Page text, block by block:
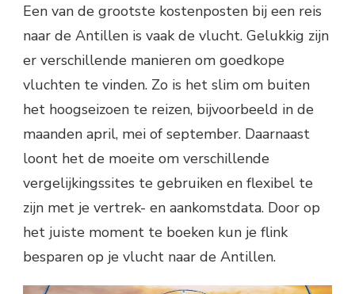
Een van de grootste kostenposten bij een reis
naar de Antillen is vaak de vlucht. Gelukkig zijn
er verschillende manieren om goedkope
vluchten te vinden. Zo is het slim om buiten
het hoogseizoen te reizen, bijvoorbeeld in de
maanden april, mei of september. Daarnaast
loont het de moeite om verschillende
vergelijkingssites te gebruiken en flexibel te
zijn met je vertrek- en aankomstdata. Door op
het juiste moment te boeken kun je flink
besparen op je vlucht naar de Antillen.